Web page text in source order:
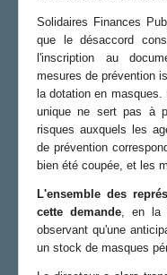
Solidaires Finances
que le désaccord
l'inscription au
mesures de prévention
la dotation en
unique ne sert pas à
risques auxquels les
de prévention
bien été coupée, et les
L'ensemble des
cette demande, en la
observant qu'une
un stock de masques